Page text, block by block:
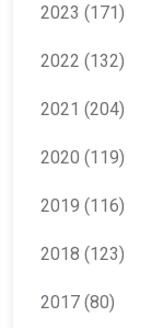
2023 (171)
2022 (132)
2021 (204)
2020 (119)
2019 (116)
2018 (123)
2017 (80)